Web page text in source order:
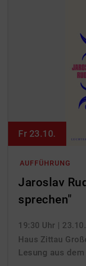
AUFFÜHRUNG
Jaroslav
sprechen"
19:30 Uhr |
Haus Zittau
Lesung aus
Fr 23.10.